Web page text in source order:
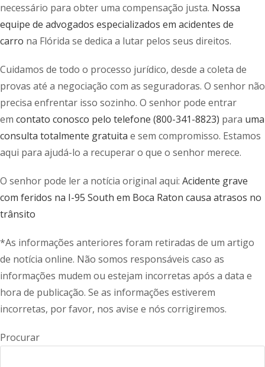
necessário para obter uma compensação justa. Nossa
equipe de advogados especializados em acidentes de
carro na Flórida se dedica a lutar pelos seus direitos.
Cuidamos de todo o processo jurídico, desde a coleta de
provas até a negociação com as seguradoras. O senhor não
precisa enfrentar isso sozinho. O senhor pode entrar
em contato conosco pelo telefone (800-341-8823) para uma
consulta totalmente gratuita e sem compromisso. Estamos
aqui para ajudá-lo a recuperar o que o senhor merece.
O senhor pode ler a notícia original aqui: Acidente grave
com feridos na I-95 South em Boca Raton causa atrasos no
trânsito
*As informações anteriores foram retiradas de um artigo
de notícia online. Não somos responsáveis caso as
informações mudem ou estejam incorretas após a data e
hora de publicação. Se as informações estiverem
incorretas, por favor, nos avise e nós corrigiremos.
Procurar